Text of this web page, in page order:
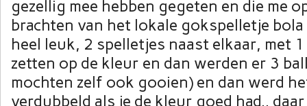
gezellig mee hebben gegeten en die me
brachten van het lokale gokspelletje
heel leuk, 2 spelletjes naast elkaar, met
zetten op de kleur en dan werden er 3
mochten zelf ook gooien) en dan werd
verdubbeld als je de kleur goed had.. daar